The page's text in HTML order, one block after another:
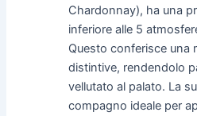
Chardonnay), ha una
inferiore alle 5
Questo conferisce una
distintive, rendendolo
vellutato al palato. La
compagno ideale per